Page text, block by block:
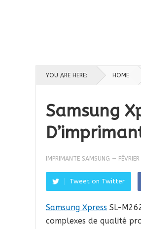
YOU ARE HERE: HOME
Samsung
IMPRIMANTE SAMSUNG —
Tweet on Twitter
Samsung Xpress SL-
complexes de qualité